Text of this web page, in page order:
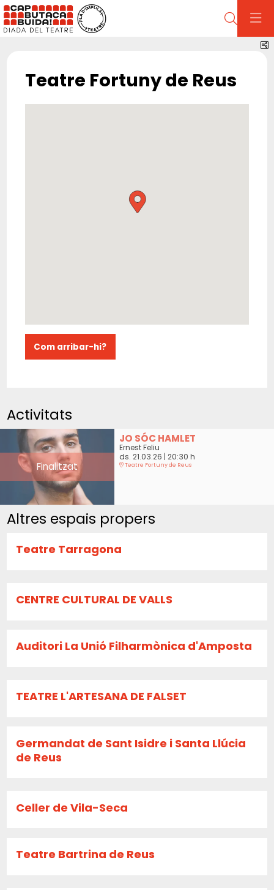
Cerca
Teatre Fortuny de Reus
Com arribar-hi?
Activitats
Finalitzat
JO SÓC HAMLET
Ernest Feliu
ds. 21.03.26 | 20:30 h
Teatre Fortuny de Reus
Altres espais propers
Teatre Tarragona
CENTRE CULTURAL DE VALLS
Auditori La Unió Filharmònica d'Amposta
TEATRE L'ARTESANA DE FALSET
Germandat de Sant Isidre i Santa Llúcia
de Reus
Celler de Vila-Seca
Teatre Bartrina de Reus